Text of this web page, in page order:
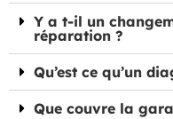
Y a t-il un
réparation ?
Qu’est ce qu’un
Que couvre la